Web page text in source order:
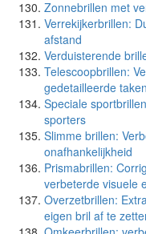
Zonnebrillen met
Verrekijkerbrillen:
afstand
Verduisterende
Telescoopbrillen:
gedetailleerde taken
Speciale
sporters
Slimme brillen:
onafhankelijkheid
Prismabrillen:
verbeterde visuele
Overzetbrillen:
eigen bril af te